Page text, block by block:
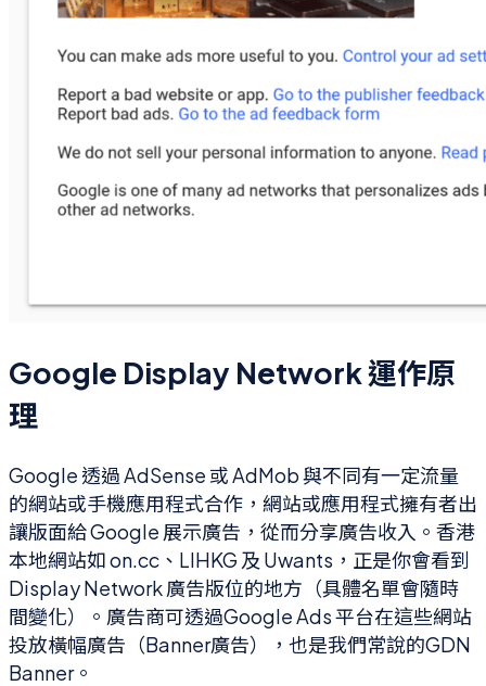
Google Display Network 運作原
理
Google 透過 AdSense 或 AdMob 與不同有一定流量
的網站或手機應用程式合作，網站或應用程式擁有者出
讓版面給 Google 展示廣告，從而分享廣告收入。香港
本地網站如 on.cc、LIHKG 及 Uwants，正是你會看到
Display Network 廣告版位的地方（具體名單會隨時
間變化）。廣告商可透過Google Ads 平台在這些網站
投放橫幅廣告（Banner廣告），也是我們常說的GDN
Banner。